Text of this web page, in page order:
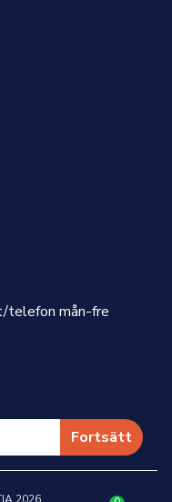
telefon mån-fre
Fortsätt